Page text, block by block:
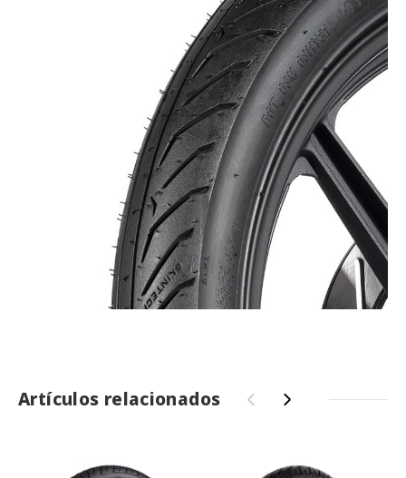
Artículos relacionados ‹ ›